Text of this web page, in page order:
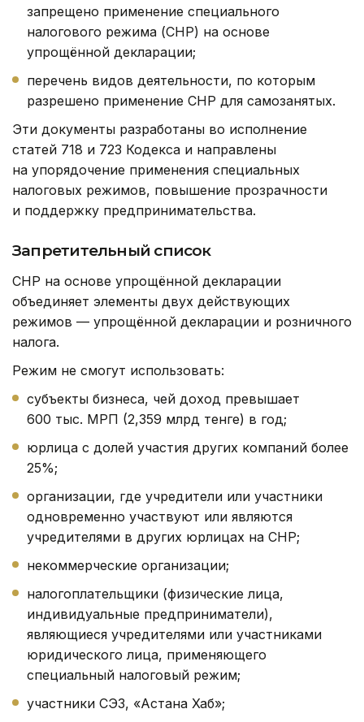
запрещено применение специального
налогового режима (СНР) на основе
упрощённой декларации;
перечень видов деятельности, по которым
разрешено применение СНР для самозанятых.
Эти документы разработаны во исполнение
статей 718 и 723 Кодекса и направлены
на упорядочение применения специальных
налоговых режимов, повышение прозрачности
и поддержку предпринимательства.
Запретительный список
СНР на основе упрощённой декларации
объединяет элементы двух действующих
режимов — упрощённой декларации и розничного
налога.
Режим не смогут использовать:
субъекты бизнеса, чей доход превышает
600 тыс. МРП (2,359 млрд тенге) в год;
юрлица с долей участия других компаний более
25%;
организации, где учредители или участники
одновременно участвуют или являются
учредителями в других юрлицах на СНР;
некоммерческие организации;
налогоплательщики (физические лица,
индивидуальные предприниматели),
являющиеся учредителями или участниками
юридического лица, применяющего
специальный налоговый режим;
участники СЭЗ, «Астана Хаб»;